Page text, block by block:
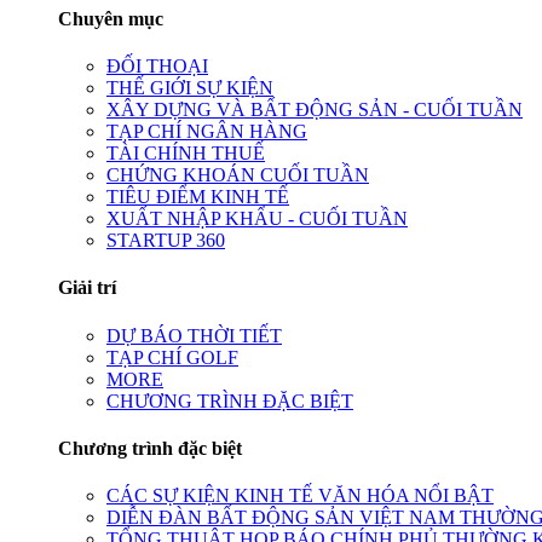
Chuyên mục
ĐỐI THOẠI
THẾ GIỚI SỰ KIỆN
XÂY DỰNG VÀ BẤT ĐỘNG SẢN - CUỐI TUẦN
TẠP CHÍ NGÂN HÀNG
TÀI CHÍNH THUẾ
CHỨNG KHOÁN CUỐI TUẦN
TIÊU ĐIỂM KINH TẾ
XUẤT NHẬP KHẨU - CUỐI TUẦN
STARTUP 360
Giải trí
DỰ BÁO THỜI TIẾT
TẠP CHÍ GOLF
MORE
CHƯƠNG TRÌNH ĐẶC BIỆT
Chương trình đặc biệt
CÁC SỰ KIỆN KINH TẾ VĂN HÓA NỔI BẬT
DIỄN ĐÀN BẤT ĐỘNG SẢN VIỆT NAM